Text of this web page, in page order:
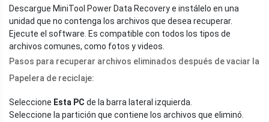
Descargue MiniTool Power Data Recovery e instálelo en una
unidad que no contenga los archivos que desea recuperar.
Ejecute el software. Es compatible con todos los tipos de
archivos comunes, como fotos y videos.
Pasos para recuperar archivos eliminados después de vaciar la
Papelera de reciclaje:
Seleccione Esta PC de la barra lateral izquierda.
Seleccione la partición que contiene los archivos que eliminó.